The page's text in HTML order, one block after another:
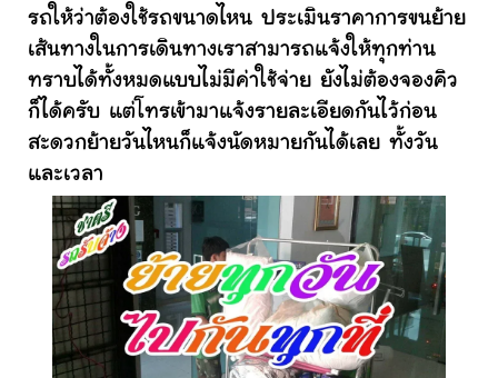
รถให้ว่าต้องใช้รถขนาดไหน ประเมินราคาการขนย้าย
เส้นทางในการเดินทางเราสามารถแจ้งให้ทุกท่าน
ทราบได้ทั้งหมดแบบไม่มีค่าใช้จ่าย ยังไม่ต้องจองคิว
ก็ได้ครับ แต่โทรเข้ามาแจ้งรายละเอียดกันไว้ก่อน
สะดวกย้ายวันไหนก็แจ้งนัดหมายกันได้เลย ทั้งวัน
และเวลา